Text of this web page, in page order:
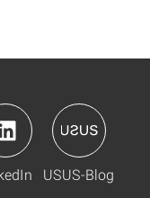
USUS-Blog